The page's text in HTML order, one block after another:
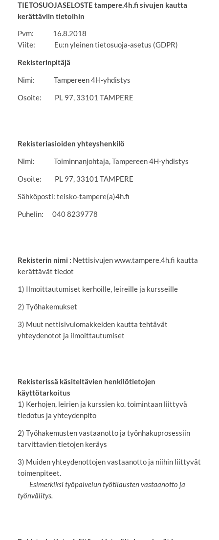
TIETOSUOJASELOSTE tampere.4h.fi sivujen kautta
kerättäviin tietoihin
Pvm: 16.8.2018
Viite: Eu:n yleinen tietosuoja-asetus (GDPR)
Rekisterinpitäjä
Nimi: Tampereen 4H-yhdistys
Osoite: PL 97, 33101 TAMPERE
Rekisteriasioiden yhteyshenkilö
Nimi: Toiminnanjohtaja, Tampereen 4H-yhdistys
Osoite: PL 97, 33101 TAMPERE
Sähköposti: teisko-tampere(a)4h.fi
Puhelin: 040 8239778
Rekisterin nimi : Nettisivujen www.tampere.4h.fi kautta
kerättävät tiedot
1) Ilmoittautumiset kerhoille, leireille ja kursseille
2) Työhakemukset
3) Muut nettisivulomakkeiden kautta tehtävät
yhteydenotot ja ilmoittautumiset
Rekisterissä käsiteltävien henkilötietojen
käyttötarkoitus
1) Kerhojen, leirien ja kurssien ko. toimintaan liittyvä
tiedotus ja yhteydenpito
2) Työhakemusten vastaanotto ja työnhakuprosessiin
tarvittavien tietojen keräys
3) Muiden yhteydenottojen vastaanotto ja niihin liittyvät
toimenpiteet.
Esimerkiksi työpalvelun työtilausten vastaanotto ja
työnvälitys.